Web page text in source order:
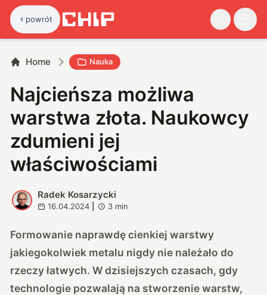
powrót
Home Nauka
Najcieńsza możliwa
warstwa złota. Naukowcy
zdumieni jej
właściwościami
R
Radek Kosarzycki
16.04.2024 3 min
Formowanie naprawdę cienkiej warstwy
jakiegokolwiek metalu nigdy nie należało do
rzeczy łatwych. W dzisiejszych czasach, gdy
technologie pozwalają na stworzenie warstw,